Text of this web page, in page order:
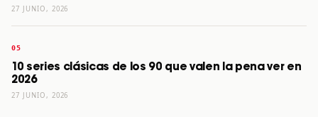
27 JUNIO, 2026
10 series clásicas de los 90 que valen la pena ver en
2026
27 JUNIO, 2026